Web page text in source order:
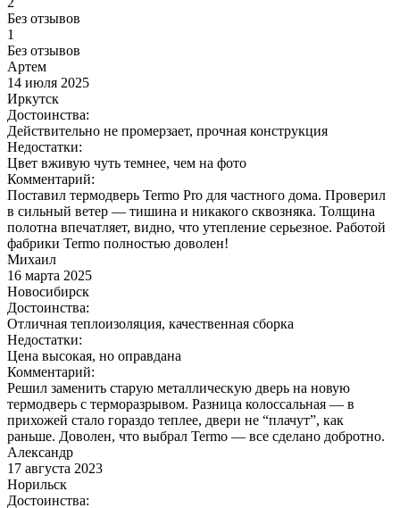
Без отзывов
1
Без отзывов
Артем
14 июля 2025
Иркутск
Достоинства:
Действительно не промерзает, прочная конструкция
Недостатки:
Цвет вживую чуть темнее, чем на фото
Комментарий:
Поставил термодверь Termo Pro для частного дома. Проверил
в сильный ветер — тишина и никакого сквозняка. Толщина
полотна впечатляет, видно, что утепление серьезное. Работой
фабрики Termo полностью доволен!
Михаил
16 марта 2025
Новосибирск
Достоинства:
Отличная теплоизоляция, качественная сборка
Недостатки:
Цена высокая, но оправдана
Комментарий:
Решил заменить старую металлическую дверь на новую
термодверь с терморазрывом. Разница колоссальная — в
прихожей стало гораздо теплее, двери не “плачут”, как
раньше. Доволен, что выбрал Termo — все сделано добротно.
Александр
17 августа 2023
Норильск
Достоинства: